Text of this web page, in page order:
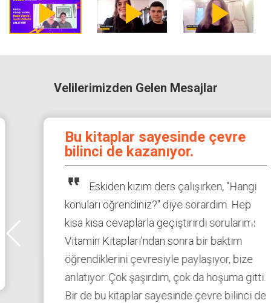
play_arrow play_arrow play_arrow
Velilerimizden Gelen Mesajlar
Bu kitaplar sayesinde çevre
bilinci de kazanıyor.
Eskiden kızım ders çalışırken, "Hangi
konuları öğrendiniz?" diye sorardım. Hep
kısa kısa cevaplarla geçiştirirdi sorularımı.
Vitamin Kitapları'ndan sonra bir baktım
öğrendiklerini çevresiyle paylaşıyor, bize
anlatıyor. Çok şaşırdım, çok da hoşuma gitti.
Bir de bu kitaplar sayesinde çevre bilinci de